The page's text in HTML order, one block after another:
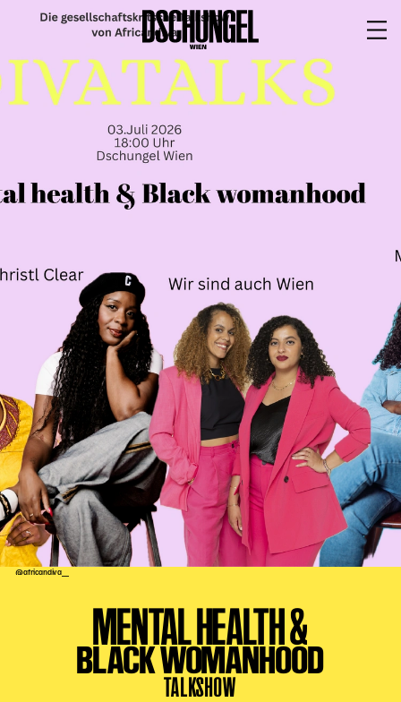
BARRIEREFREI
PROGRAMM
Vorstellungen
Wild & Schön Festival
Available for Touring
Archiv
MITSPIELEN
Macht Wahn Sinn
Kinder Kunst
Workshops
Abenteuernacht
Kinder-Redaktion
Junge Kunst
Next Generation
MAGMA 25/26
Dramaturgie + Stadt
Theaterwerkstätten
@africandiva__
MENTAL HEALTH &
BLACK WOMANHOOD
TALKSHOW